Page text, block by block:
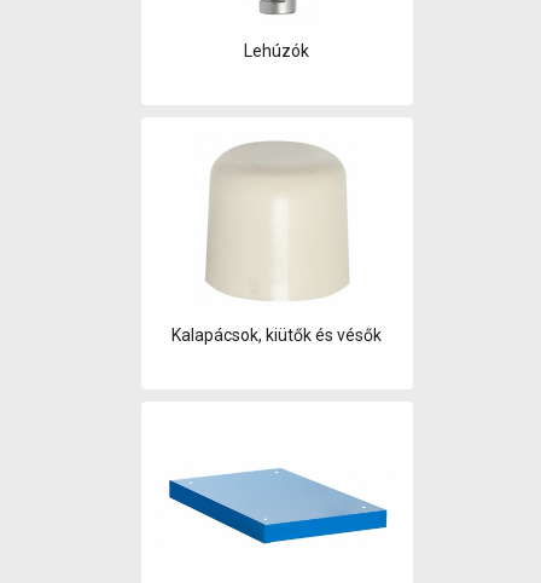
Lehúzók
Kalapácsok, kiütők és vésők